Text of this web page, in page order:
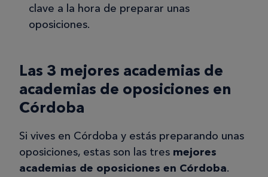
clave a la hora de preparar unas
oposiciones.
Las 3 mejores academias de
academias de oposiciones en
Córdoba
Si vives en Córdoba y estás preparando unas
oposiciones, estas son las tres mejores
academias de oposiciones en Córdoba.